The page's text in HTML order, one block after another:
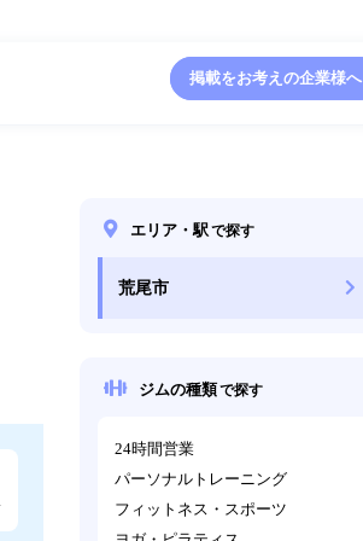
掲載をお考えの企業様へ
エリア・駅で探す
荒尾市
ジムの種類で探す
24時間営業
パーソナルトレーニング
フィットネス・スポーツ